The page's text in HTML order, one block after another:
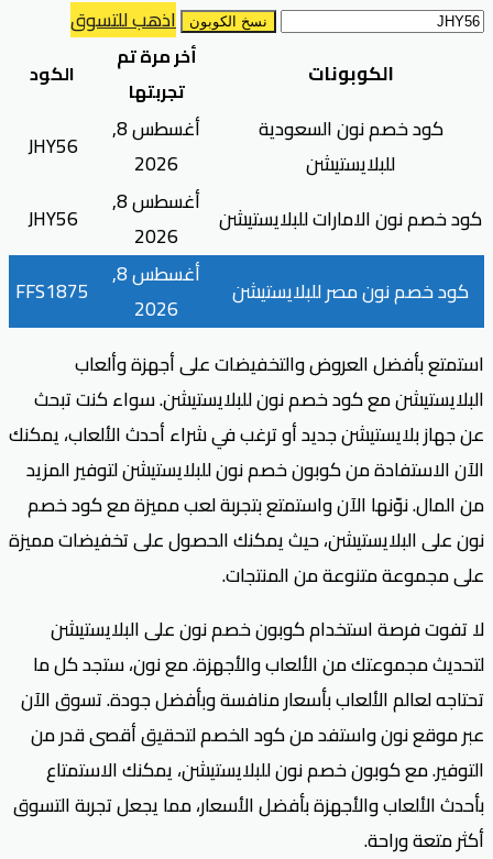
نسخ الكوبون
اذهب للتسوق
الكوبونات
أخر مرة تم
تجربتها
الكود
كود خصم نون السعودية
للبلايستيشن
أغسطس 8,
2026
JHY56
كود خصم نون الامارات للبلايستيشن
أغسطس 8,
2026
JHY56
كود خصم نون مصر للبلايستيشن
أغسطس 8,
2026
FFS1875
استمتع بأفضل العروض والتخفيضات على أجهزة وألعاب
البلايستيشن مع كود خصم نون للبلايستيشن. سواء كنت تبحث
عن جهاز بلايستيشن جديد أو ترغب في شراء أحدث الألعاب، يمكنك
الآن الاستفادة من كوبون خصم نون للبلايستيشن لتوفير المزيد
من المال. نوّنها الآن واستمتع بتجربة لعب مميزة مع كود خصم
نون على البلايستيشن، حيث يمكنك الحصول على تخفيضات مميزة
على مجموعة متنوعة من المنتجات.
لا تفوت فرصة استخدام كوبون خصم نون على البلايستيشن
لتحديث مجموعتك من الألعاب والأجهزة. مع نون، ستجد كل ما
تحتاجه لعالم الألعاب بأسعار منافسة وبأفضل جودة. تسوق الآن
عبر موقع نون واستفد من كود الخصم لتحقيق أقصى قدر من
التوفير. مع كوبون خصم نون للبلايستيشن، يمكنك الاستمتاع
بأحدث الألعاب والأجهزة بأفضل الأسعار، مما يجعل تجربة التسوق
أكثر متعة وراحة.